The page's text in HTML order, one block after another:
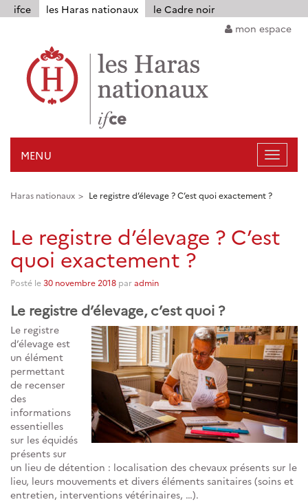
ifce les Haras nationaux
le Cadre noir
mon espace
Ouvrir
la
MENU
Haras nationaux Le registre d’élevage ? C’est quoi exactement ?
Le registre d’élevage ? C’est
quoi exactement ?
Posté le30 novembre 2018 paradmin
Le registre d’élevage, c’est quoi ?
Le registre
d’élevage est
un élément
permettant
de recenser
des
informations
essentielles
sur les équidés
présents sur
un lieu de détention : localisation des chevaux présents sur le
lieu, leurs mouvements et divers éléments sanitaires (soins et
entretien, interventions vétérinaires, …).
Panneau de gestion des cookies